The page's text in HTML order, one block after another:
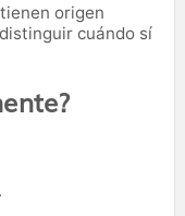
origen
cuándo sí